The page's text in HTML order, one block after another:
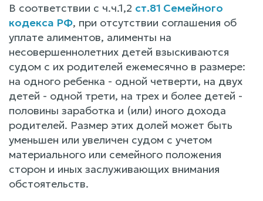
В соответствии с ч.ч.1,2 ст.81 Семейного
кодекса РФ, при отсутствии соглашения об
уплате алиментов, алименты на
несовершеннолетних детей взыскиваются
судом с их родителей ежемесячно в размере:
на одного ребенка - одной четверти, на двух
детей - одной трети, на трех и более детей -
половины заработка и (или) иного дохода
родителей. Размер этих долей может быть
уменьшен или увеличен судом с учетом
материального или семейного положения
сторон и иных заслуживающих внимания
обстоятельств.